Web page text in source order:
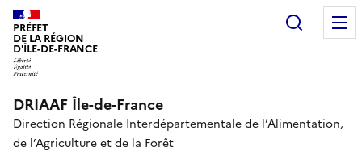
PRÉFET
DE LA RÉGION
D'ÎLE-DE-FRANCE
DRIAAF Île-de-France
Direction Régionale Interdépartementale de l’Alimentation,
de l’Agriculture et de la Forêt